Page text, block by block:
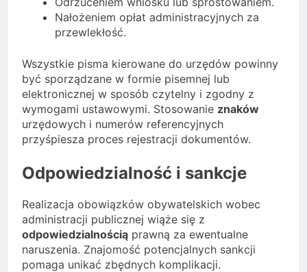
Nałożeniem opłat administracyjnych za
przewlekłość.
Wszystkie pisma kierowane do urzędów powinny
być sporządzane w formie pisemnej lub
elektronicznej w sposób czytelny i zgodny z
wymogami ustawowymi. Stosowanie znaków
urzędowych i numerów referencyjnych
przyśpiesza proces rejestracji dokumentów.
Odpowiedzialność i sankcje
Realizacja obowiązków obywatelskich wobec
administracji publicznej wiąże się z
odpowiedzialnością prawną za ewentualne
naruszenia. Znajomość potencjalnych sankcji
pomaga unikać zbędnych komplikacji.